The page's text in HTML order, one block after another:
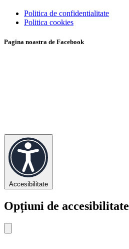
Politica de confidentialitate
Politica cookies
Pagina noastra de Facebook
Accesibilitate
Opțiuni de accesibilitate